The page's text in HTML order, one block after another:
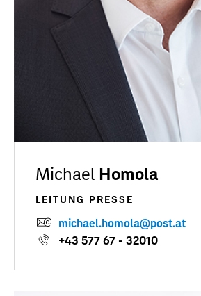
Michael Homola
LEITUNG PRESSE
michael.homola@post.at
+43 577 67 - 32010